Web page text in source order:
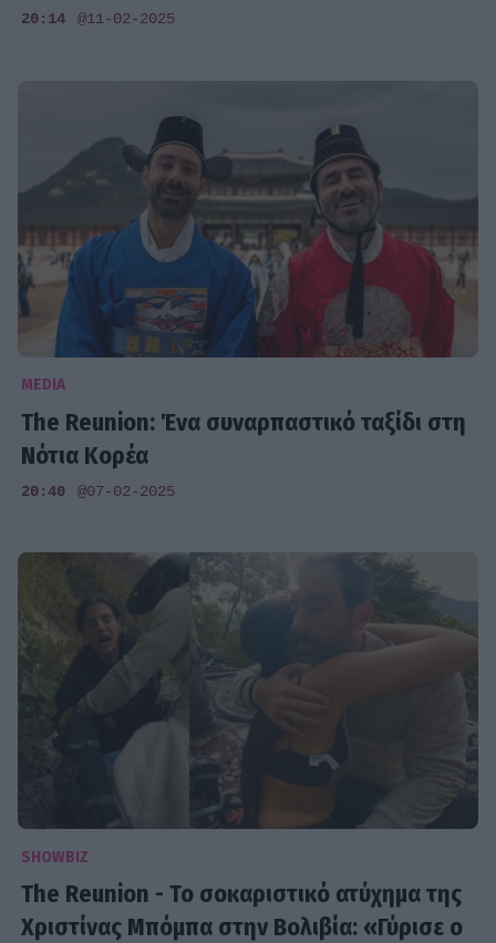
20:14 @11-02-2025
MEDIA
The Reunion: Ένα συναρπαστικό ταξίδι στη
Νότια Κορέα
20:40 @07-02-2025
SHOWBIZ
The Reunion - Το σοκαριστικό ατύχημα της
Χριστίνας Μπόμπα στην Βολιβία: «Γύρισε ο